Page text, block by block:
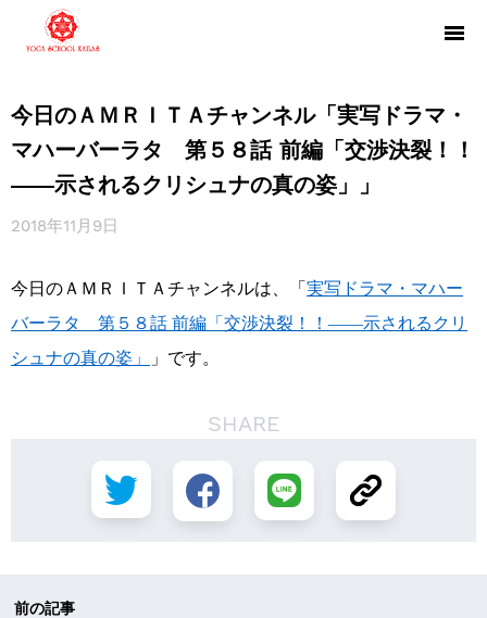
今日のＡＭＲＩＴＡチャンネル「実写ドラマ・
マハーバーラタ 第５８話 前編「交渉決裂！！
――示されるクリシュナの真の姿」」
2018年11月9日
今日のＡＭＲＩＴＡチャンネルは、「 実写ドラマ・マハー
バーラタ 第５８話 前編「交渉決裂！！――示されるクリ
シュナの真の姿」
」です。
SHARE
前の記事